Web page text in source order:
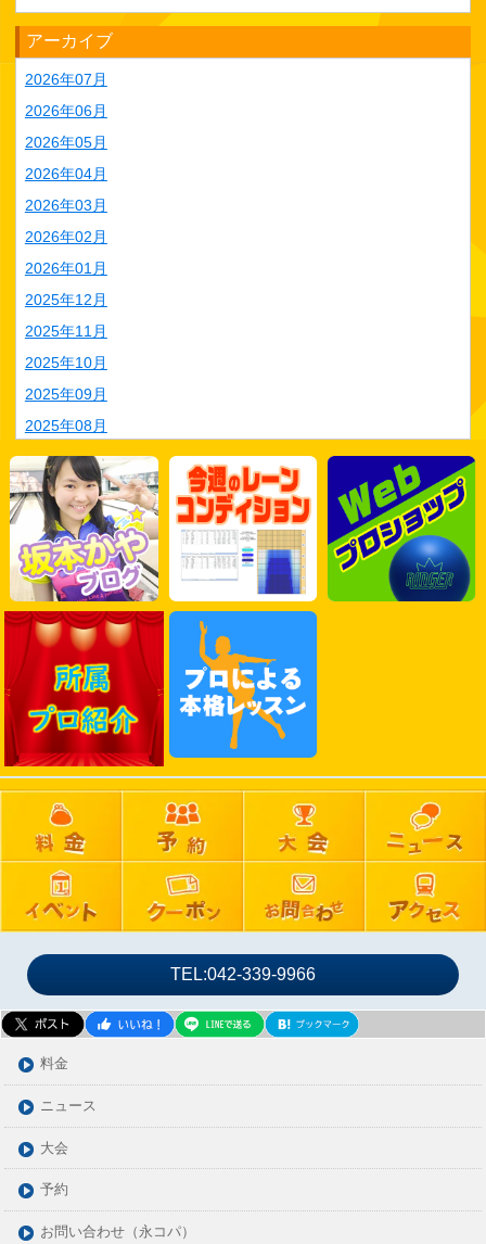
アーカイブ
2026年07月
2026年06月
2026年05月
2026年04月
2026年03月
2026年02月
2026年01月
2025年12月
2025年11月
2025年10月
2025年09月
2025年08月
2025年07月
2025年06月
2025年05月
2025年04月
2025年03月
2025年02月
2025年01月
2024年12月
2024年11月
2024年10月
2024年09月
2024年08月
2024年07月
2024年06月
2024年05月
2024年04月
2024年03月
2024年02月
2024年01月
2023年12月
2023年11月
2023年10月
2023年09月
2023年08月
2023年07月
TEL:042-339-9966
料金
ニュース
大会
予約
お問い合わせ（永コパ）